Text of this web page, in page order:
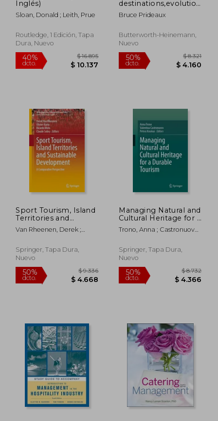
40%
dcto.
50%
dcto.
40%
dcto.
$ 16.243
$ 9.746
40%
dcto.
Inglés)
Sloan, Donald ; Leith, Prue
Routledge, 1 Edición, Tapa
Dura, Nuevo
destinations,evolution,
management and
development
Bruce Prideaux
Butterworth-Heinemann,
Nuevo
Sport Tourism, Island
Territories and
Sustainable
Development: A
Perspective (en
Inglés)
Van Rheenen, Derek ;
Ricardo
Springer, Tapa Dura,
Nuevo
Managing Natural and
Cultural Heritage for a
Durable Tourism (en
Inglés)
Trono, Anna ; Castronuovo,
Springer, Tapa Dura,
Nuevo